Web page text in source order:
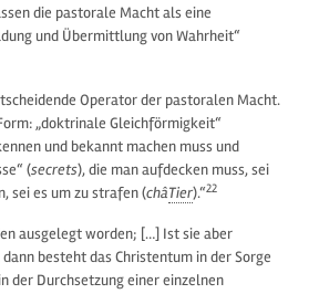
die pastorale Macht als eine
und Übermittlung von Wahrheit“
Operator der pastoralen Macht.
„doktrinale Gleichförmigkeit“
und bekannt machen muss und
(secrets), die man aufdecken muss, sei
sei es um zu strafen (châTier).“22
ausgelegt worden; […] Ist sie aber
besteht das Christentum in der Sorge
der Durchsetzung einer einzelnen